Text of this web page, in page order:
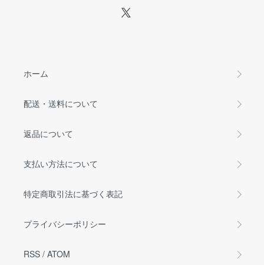
ホーム
配送・送料について
返品について
支払い方法について
特定商取引法に基づく表記
プライバシーポリシー
RSS / ATOM